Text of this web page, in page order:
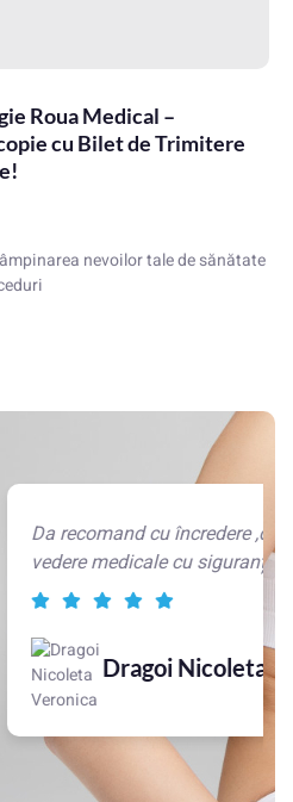
Roua Medical –
cu Bilet de Trimitere
nevoilor tale de sănătate
,din toate punctele de
multumiți !👏
Veronica